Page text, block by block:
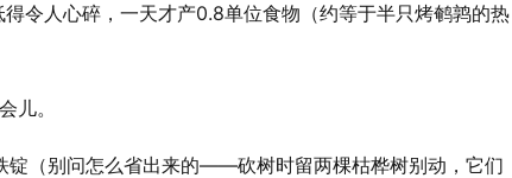
令人心碎，一天才产0.8单位食物（约等于半只烤鹌鹑的热
儿。
（别问怎么省出来的——砍树时留两棵枯桦树别动，它们